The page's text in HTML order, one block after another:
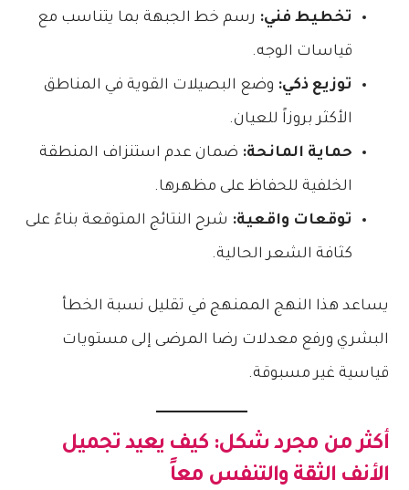
تخطيط فني: رسم خط الجبهة بما يتناسب مع
قياسات الوجه.
توزيع ذكي: وضع البصيلات القوية في المناطق
الأكثر بروزاً للعيان.
حماية المانحة: ضمان عدم استنزاف المنطقة
الخلفية للحفاظ على مظهرها.
توقعات واقعية: شرح النتائج المتوقعة بناءً على
كثافة الشعر الحالية.
يساعد هذا النهج الممنهج في تقليل نسبة الخطأ
البشري ورفع معدلات رضا المرضى إلى مستويات
قياسية غير مسبوقة.
أكثر من مجرد شكل: كيف يعيد تجميل
الأنف الثقة والتنفس معاً